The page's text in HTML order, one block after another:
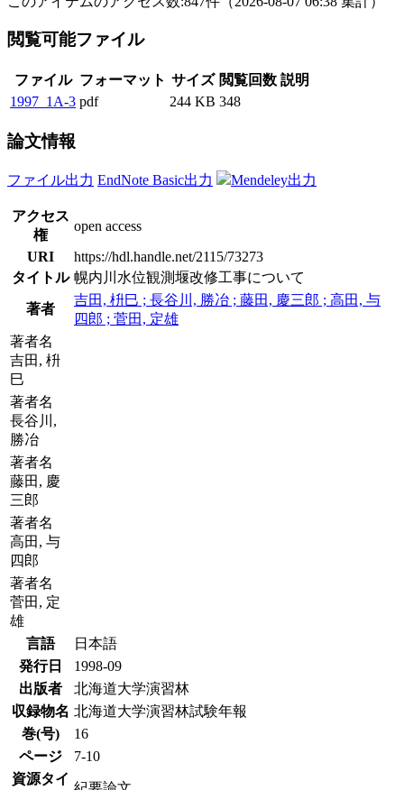
閲覧可能ファイル
ファイル フォーマット サイズ 閲覧回数 説明
1997_1A-3 pdf 244 KB 348
論文情報
ファイル出力 EndNote Basic出力 Mendeley出力
アクセス
権
open access
URI
https://hdl.handle.net/2115/73273
タイトル 幌内川水位観測堰改修工事について
著者
吉田, 枡巳 ; 長谷川, 勝冶 ; 藤田, 慶三郎 ; 高田, 与
四郎 ; 菅田, 定雄
著者名
吉田, 枡
巳
著者名
長谷川,
勝冶
著者名
藤田, 慶
三郎
著者名
高田, 与
四郎
著者名
菅田, 定
雄
言語
日本語
発行日
1998-09
出版者
北海道大学演習林
収録物名 北海道大学演習林試験年報
巻(号)
16
ページ
7-10
資源タイ